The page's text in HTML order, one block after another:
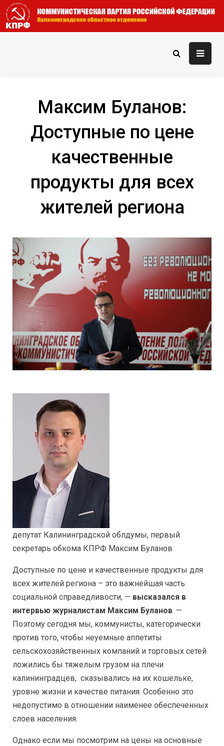
Skip
to
content
КПРФ — Калининградское
Официальный сайт КПРФ — Калининградского областного
Максим Буланов:
Доступные по цене
качественные
продукты для всех
жителей региона
депутат Калининградской облдумы, первый
секретарь обкома КПРФ Максим Буланов
Доступные по цене и качественные продукты для
всех жителей региона – это важнейшая часть
социальной справедливости, — высказался в
интервью журналистам Максим Буланов. —
Поэтому сегодня мы, коммунисты, категорически
против того, чтобы неуемные аппетиты
сельскохозяйственных компаний и торговых сетей
ложились бы тяжелым грузом на плечи
калининградцев, сказывались на их кошельке,
уровне жизни и качестве питания. Особенно это
недопустимо в отношении наименее обеспеченных
слоев населения.
Однако если мы посмотрим на цены на основные